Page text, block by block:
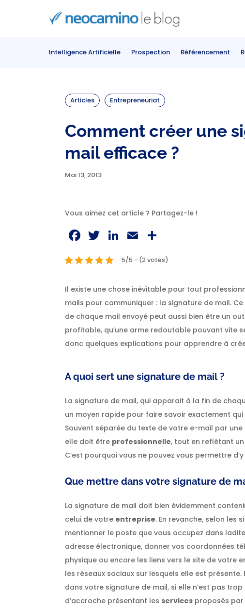
Intelligence Artificielle Prospection Référencement
Articles Entrepreneuriat
Comment créer une
mail efficace ?
Mai 13, 2013
Vous aimez cet article ? Partagez-le !
Facebook
Twitter
LinkedIn
Email
5/5 - (2 votes)
Il existe une chose inévitable pour tout
mails pour communiquer : la signature de mail.
de chaque mail envoyé peut aussi bien être un
profitable, qu’une arme redoutable pouvant vite
donc quelques explications pour apprendre à
A quoi sert une signature de mail ?
La signature de mail, qui apparait à la fin de
un moyen rapide pour faire savoir exactement
Souvent séparée du texte de votre e-mail par
elle doit être professionnelle, tout en reflétant
C’est pourquoi vous ne pouvez vous permettre
Que mettre dans votre signature de
La signature de mail doit bien évidemment
celui de votre entreprise. En revanche, selon les
mentionner le poste que vous occupez dans
adresse électronique, donner vos coordonnées
physique ou encore les liens vers le site de votre
les réseaux sociaux sur lesquels elle est présente.
dans votre signature de mail, si elle n’est pas
d’accroche présentant les services proposés par